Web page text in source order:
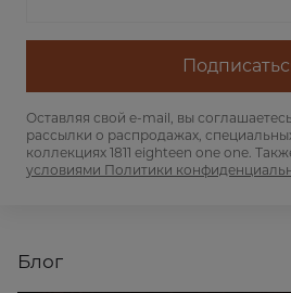
Оставляя свой e-mail, вы
рассылки о распродажах,
коллекциях 1811 eighteen one one.
условиями Политики
Блог